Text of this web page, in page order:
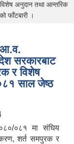
अनुदान तथा आन्तरिक
फाँटबारी ।
आ.व.
सरकारबाट
र विशेष
साल जेष्ठ
०८१ मा संघिय
शर्त समपुरक र